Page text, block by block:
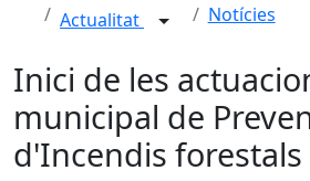
Actualitat Notícies
Inici de les
municipal de
d'Incendis forestals